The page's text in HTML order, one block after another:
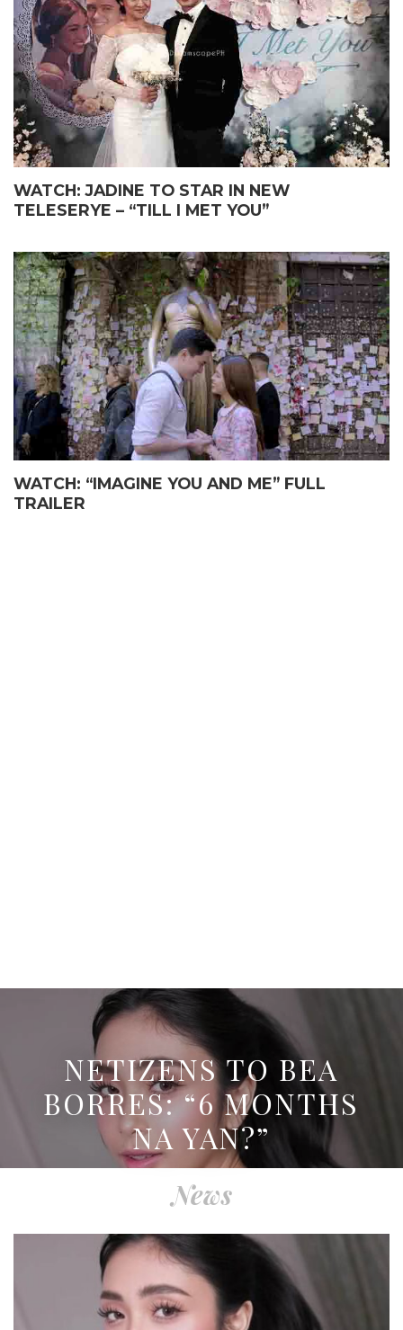
WATCH: JADINE TO STAR IN NEW
TELESERYE – “TILL I MET YOU”
WATCH: “IMAGINE YOU AND ME” FULL
TRAILER
NETIZENS TO BEA
BORRES: “6 MONTHS
NA YAN?”
News